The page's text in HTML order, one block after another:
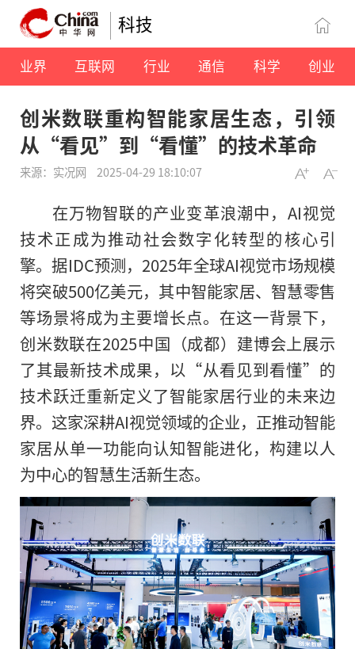
科技
业界 互联网 行业 通信 科学 创业
创米数联重构智能家居生态，引领
从“看见”到“看懂”的技术革命
来源：实况网 2025-04-29 18:10:07
在万物智联的产业变革浪潮中，AI视觉
技术正成为推动社会数字化转型的核心引
擎。据IDC预测，2025年全球AI视觉市场规模
将突破500亿美元，其中智能家居、智慧零售
等场景将成为主要增长点。在这一背景下，
创米数联在2025中国（成都）建博会上展示
了其最新技术成果，以“从看见到看懂”的
技术跃迁重新定义了智能家居行业的未来边
界。这家深耕AI视觉领域的企业，正推动智能
家居从单一功能向认知智能进化，构建以人
为中心的智慧生活新生态。